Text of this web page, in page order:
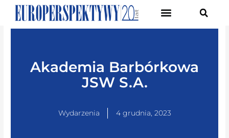
Akademia Barbórkowa
JSW S.A.
Wydarzenia 4 grudnia, 2023